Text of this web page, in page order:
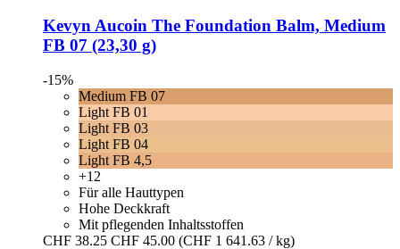
Kevyn Aucoin The Foundation Balm, Medium
FB 07 (23,30 g)
-15%
Medium FB 07
Light FB 01
Light FB 03
Light FB 04
Light FB 4,5
+12
Für alle Hauttypen
Hohe Deckkraft
Mit pflegenden Inhaltsstoffen
CHF 38.25 CHF 45.00 (CHF 1 641.63 / kg)